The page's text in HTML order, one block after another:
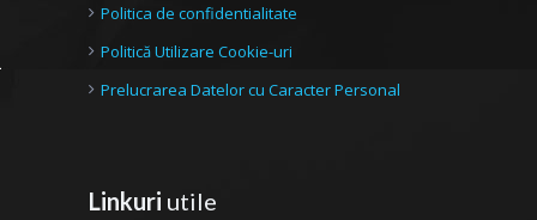
Politica de confidentialitate
Politică Utilizare Cookie-uri
Prelucrarea Datelor cu Caracter Personal
Linkuri utile